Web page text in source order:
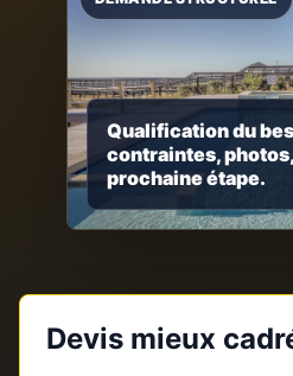
Qualification du
contraintes,
prochaine étape.
Devis mieux